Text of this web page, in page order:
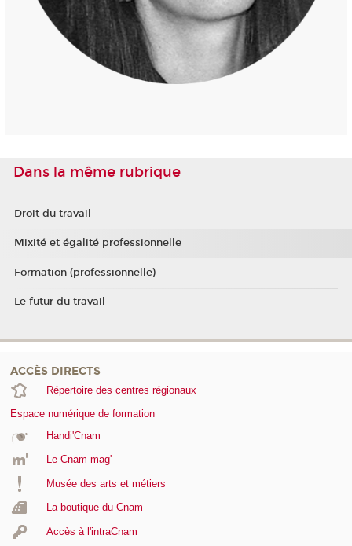
Dans la même rubrique
Droit du travail
Mixité et égalité professionnelle
Formation (professionnelle)
Le futur du travail
ACCÈS DIRECTS
Répertoire des centres régionaux
Espace numérique de formation
Handi'Cnam
Le Cnam mag'
Musée des arts et métiers
La boutique du Cnam
Accès à l'intraCnam